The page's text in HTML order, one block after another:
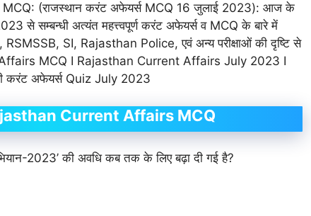
(राजस्थान करंट अफेयर्स MCQ 16 जुलाई 2023): आज के
से सम्बन्धी अत्यंत महत्त्वपूर्ण करंट अफेयर्स व MCQ के बारे में
SI, Rajasthan Police, एवं अन्य परीक्षाओं की दृष्टि से
Affairs MCQ I Rajasthan Current Affairs July 2023 I
करंट अफेयर्स Quiz July 2023
Current Affairs MCQ
2023’ की अवधि कब तक के लिए बढ़ा दी गई है?